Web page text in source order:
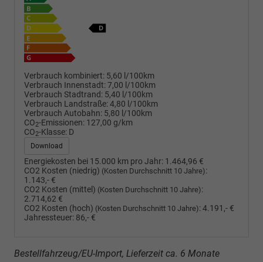
Verbrauch kombiniert: 5,60 l/100km
Verbrauch Innenstadt:7,00 l/100km
Verbrauch Stadtrand: 5,40 l/100km
Verbrauch Landstraße:4,80 l/100km
Verbrauch Autobahn: 5,80 l/100km
CO2-Emissionen: 127,00 g/km
CO2-Klasse: D
Download
Energiekosten bei 15.000 km pro Jahr: 1.464,96 €
CO2 Kosten (niedrig) (Kosten Durchschnitt 10 Jahre):
1.143,- €
CO2 Kosten (mittel) (Kosten Durchschnitt 10 Jahre):
2.714,62 €
CO2 Kosten (hoch) (Kosten Durchschnitt 10 Jahre):4.191,- €
Jahressteuer: 86,- €
Bestellfahrzeug/EU-Import, Lieferzeit ca. 6 Monate